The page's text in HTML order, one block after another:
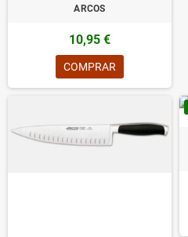
ARCOS
10,95 €
COMPRAR